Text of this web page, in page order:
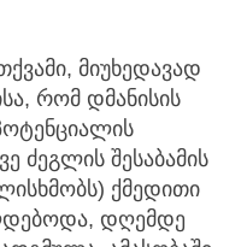
მიუხედავად
რომ დმანისის
ძეგლის შესაბამის
ქმედითი
დღემდე